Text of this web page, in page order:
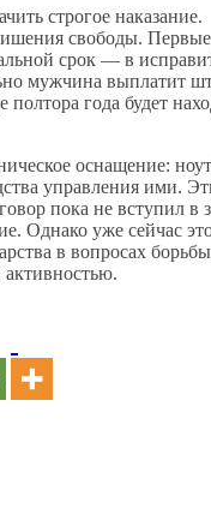
строгое наказание.
свободы. Первые
срок — в
мужчина выплатит
года будет
оснащение:
управления ими.
пока не вступил в
Однако уже сейчас
в вопросах